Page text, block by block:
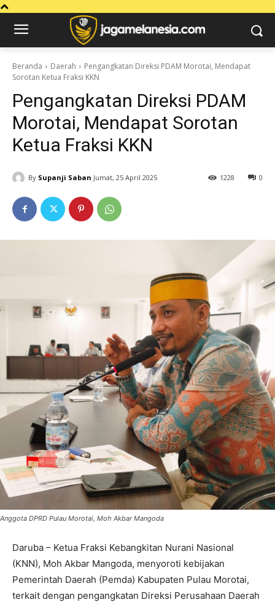
Beranda Daerah
Pengangkatan Direksi PDAM Morotai, Mendapat
Sorotan Ketua Fraksi KKN
Pengangkatan Direksi PDAM
Morotai, Mendapat Sorotan
Ketua Fraksi KKN
By Supanji Saban Jumat, 25 April 2025 0
1228
Anggota DPRD Pulau Morotai, Moh Akbar Mangoda
Daruba – Ketua Fraksi Kebangkitan Nurani Nasional
(KNN), Moh Akbar Mangoda, menyoroti kebijakan
Pemerintah Daerah (Pemda) Kabupaten Pulau Morotai,
terkait dengan pengangkatan Direksi Perusahaan Daerah